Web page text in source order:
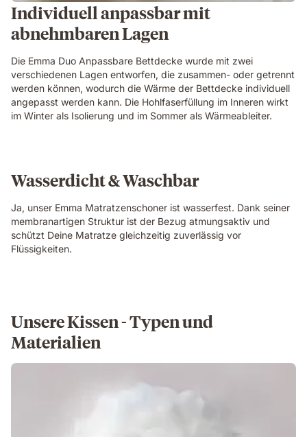
Individuell anpassbar mit
abnehmbaren Lagen
Die Emma Duo Anpassbare Bettdecke wurde mit zwei
verschiedenen Lagen entworfen, die zusammen- oder getrennt
werden können, wodurch die Wärme der Bettdecke individuell
angepasst werden kann. Die Hohlfaserfüllung im Inneren wirkt
im Winter als Isolierung und im Sommer als Wärmeableiter.
Wasserdicht & Waschbar
Ja, unser Emma Matratzenschoner ist wasserfest. Dank seiner
membranartigen Struktur ist der Bezug atmungsaktiv und
schützt Deine Matratze gleichzeitig zuverlässig vor
Flüssigkeiten.
Unsere Kissen - Typen und
Materialien